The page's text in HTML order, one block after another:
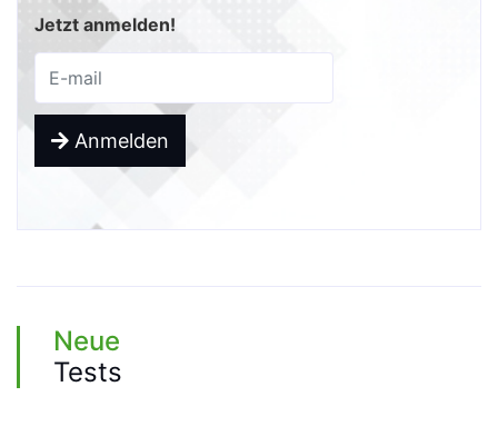
Jetzt anmelden!
Anmelden
Neue
Tests